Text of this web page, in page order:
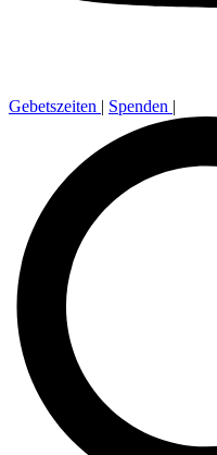
Gebetszeiten | Spenden |